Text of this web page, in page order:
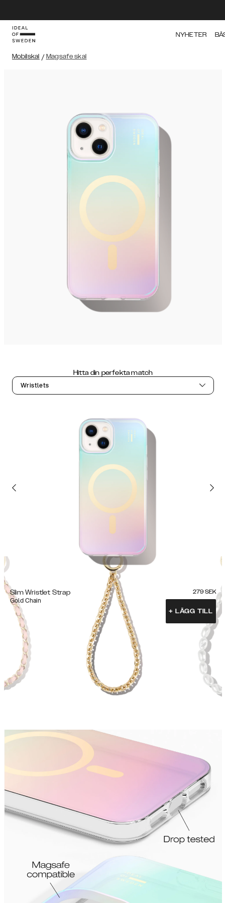
NYHETER
Mobilskal / Magsafe skal
Hitta din perfekta match
Wristlets
Slim Wristlet Strap
Gold Chain
279 SEK
+ LÄGG TILL